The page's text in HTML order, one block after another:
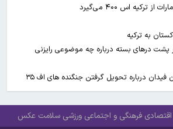
ترکیه اس ۴۰۰ می‌گیرد
به ترکیه
پشت درهای بسته درباره چه موضوعی رایزنی
فیدان درباره تحویل گرفتن جنگنده های اف ۳۵
اقتصادی فرهنگی و اجتماعی ورزشی سلامت عکس